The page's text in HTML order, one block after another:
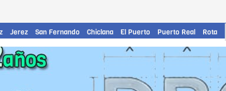
Jerez San Fernando Chiclana El Puerto Puerto Real Rota